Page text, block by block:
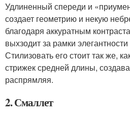
Удлиненный спереди и
создает геометрию и некую
благодаря аккуратным
выхзодит за рамки
Стилизовать его стоит так же,
стрижек средней длины,
распрямляя.
2. Смаллет